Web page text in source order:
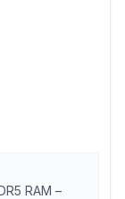
RAM –